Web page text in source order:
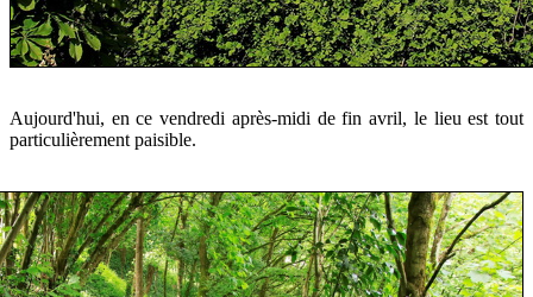
Aujourd'hui, en ce vendredi après-midi de fin avril, le lieu est tout
particulièrement paisible.